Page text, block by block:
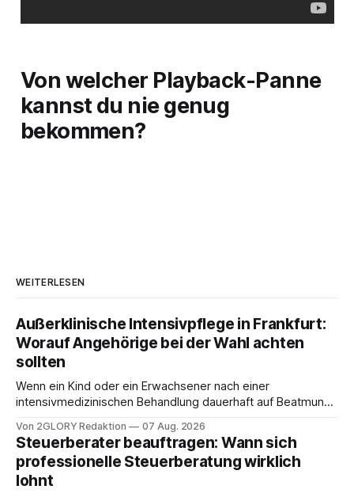
Von welcher Playback-Panne
kannst du nie genug
bekommen?
WEITERLESEN
Außerklinische Intensivpflege in Frankfurt:
Worauf Angehörige bei der Wahl achten
sollten
Wenn ein Kind oder ein Erwachsener nach einer
intensivmedizinischen Behandlung dauerhaft auf Beatmung
angewiesen ist, stellt sich für Familien eine schwierige
Frage: Muss die Versorgung dauerhaft in der Klinik bleiben –
oder ist ein Leben zu Hause möglich? Die außerklinische
Intensivpflege bietet genau diese Alternative: Sie
Von 2GLORY Redaktion 07 Aug. 2026
Steuerberater beauftragen: Wann sich
professionelle Steuerberatung wirklich
lohnt